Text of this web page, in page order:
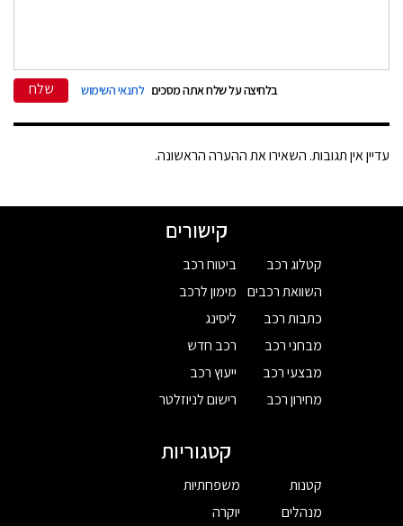
בלחיצה על שלח אתה מסכים לתנאי השימוש שלח
עדיין אין תגובות. השאירו את ההערה הראשונה.
קישורים
קטלוג רכב
השוואת רכבים
כתבות רכב
מבחני רכב
מבצעי רכב
מחירון רכב
ביטוח רכב
מימון לרכב
ליסינג
רכב חדש
ייעוץ רכב
רישום לניוזלטר
קטגוריות
קטנות
מנהלים
משפחתיות
יוקרה